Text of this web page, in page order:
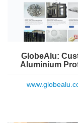
GlobeAlu:
Aluminium